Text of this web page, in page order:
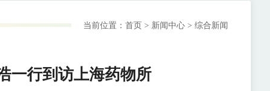
当前位置： 首页 > 新闻中心 > 综合新闻
一行到访上海药物所